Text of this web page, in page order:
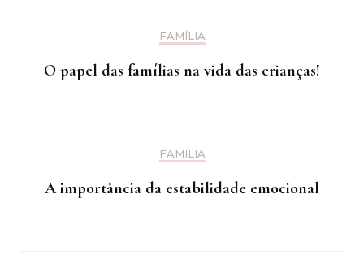
FAMÍLIA
O papel das famílias na vida das crianças!
FAMÍLIA
A importância da estabilidade emocional